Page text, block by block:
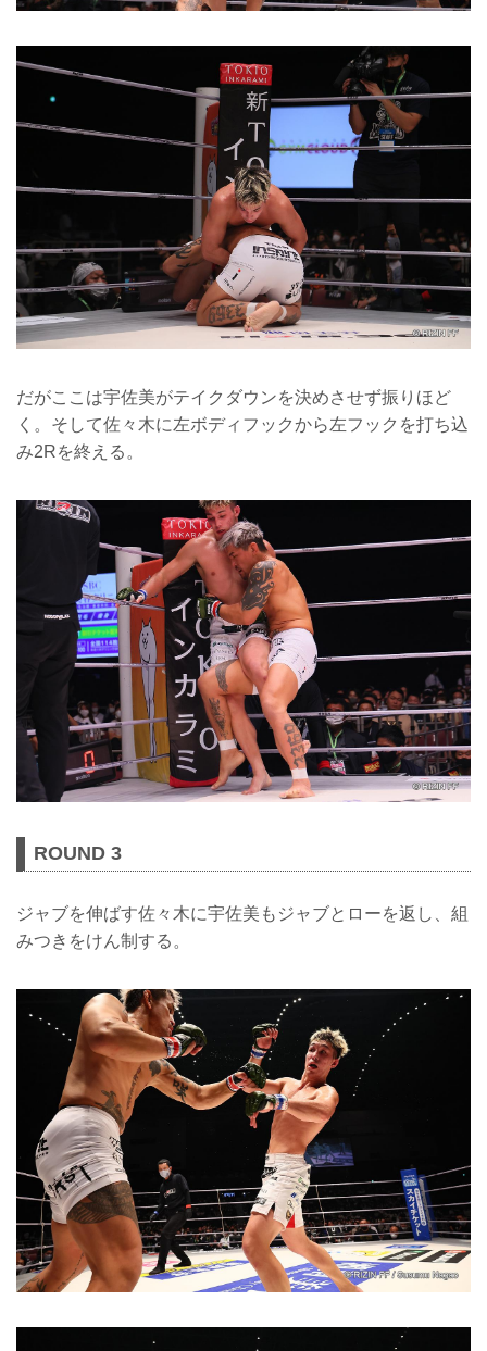
だがここは宇佐美がテイクダウンを決めさせず振りほど
く。そして佐々木に左ボディフックから左フックを打ち込
み2Rを終える。
ROUND 3
ジャブを伸ばす佐々木に宇佐美もジャブとローを返し、組
みつきをけん制する。